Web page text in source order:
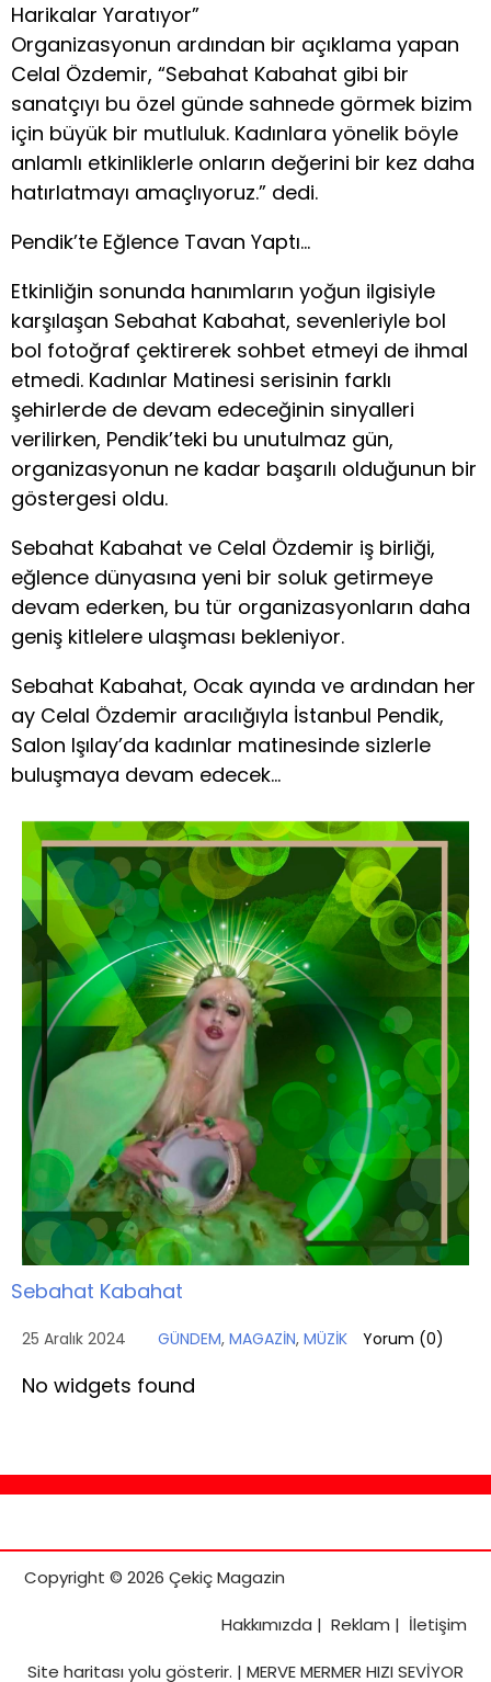
Harikalar Yaratıyor”
Organizasyonun ardından bir açıklama yapan
Celal Özdemir, “Sebahat Kabahat gibi bir
sanatçıyı bu özel günde sahnede görmek bizim
için büyük bir mutluluk. Kadınlara yönelik böyle
anlamlı etkinliklerle onların değerini bir kez daha
hatırlatmayı amaçlıyoruz.” dedi.
Pendik’te Eğlence Tavan Yaptı…
Etkinliğin sonunda hanımların yoğun ilgisiyle
karşılaşan Sebahat Kabahat, sevenleriyle bol
bol fotoğraf çektirerek sohbet etmeyi de ihmal
etmedi. Kadınlar Matinesi serisinin farklı
şehirlerde de devam edeceğinin sinyalleri
verilirken, Pendik’teki bu unutulmaz gün,
organizasyonun ne kadar başarılı olduğunun bir
göstergesi oldu.
Sebahat Kabahat ve Celal Özdemir iş birliği,
eğlence dünyasına yeni bir soluk getirmeye
devam ederken, bu tür organizasyonların daha
geniş kitlelere ulaşması bekleniyor.
Sebahat Kabahat, Ocak ayında ve ardından her
ay Celal Özdemir aracılığıyla İstanbul Pendik,
Salon Işılay’da kadınlar matinesinde sizlerle
buluşmaya devam edecek…
Sebahat Kabahat
25 Aralık 2024 GÜNDEM, MAGAZİN, MÜZİK Yorum (0)
No widgets found
Copyright © 2026 Çekiç Magazin
Hakkımızda | Reklam | İletişim
Site haritasıyolu gösterir. | MERVE MERMER HIZI SEVİYOR